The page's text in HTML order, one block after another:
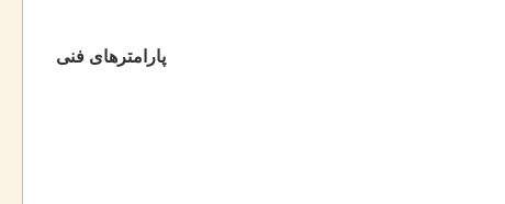
پارامترهای فنی